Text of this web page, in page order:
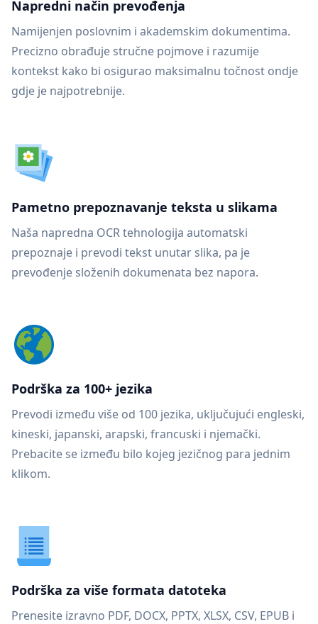
Napredni način prevođenja
Namijenjen poslovnim i akademskim dokumentima.
Precizno obrađuje stručne pojmove i razumije
kontekst kako bi osigurao maksimalnu točnost ondje
gdje je najpotrebnije.
Pametno prepoznavanje teksta u slikama
Naša napredna OCR tehnologija automatski
prepoznaje i prevodi tekst unutar slika, pa je
prevođenje složenih dokumenata bez napora.
Podrška za 100+ jezika
Prevodi između više od 100 jezika, uključujući engleski,
kineski, japanski, arapski, francuski i njemački.
Prebacite se između bilo kojeg jezičnog para jednim
klikom.
Podrška za više formata datoteka
Prenesite izravno PDF, DOCX, PPTX, XLSX, CSV, EPUB i